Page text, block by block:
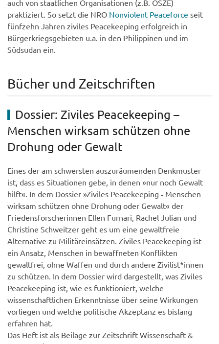
auch von staatlichen Organisationen (z.B. OSZE)
praktiziert. So setzt die NRO Nonviolent Peaceforce seit
fünfzehn Jahren ziviles Peacekeeping erfolgreich in
Bürgerkriegsgebieten u.a. in den Philippinen und im
Südsudan ein.
Bücher und Zeitschriften
Dossier: Ziviles Peacekeeping –
Menschen wirksam schützen ohne
Drohung oder Gewalt
Eines der am schwersten auszuräumenden Denkmuster
ist, dass es Situationen gebe, in denen »nur noch Gewalt
hilft«. In dem Dossier »Ziviles Peacekeeping ‑ Menschen
wirksam schützen ohne Drohung oder Gewalt« der
Friedensforscherinnen Ellen Furnari, Rachel Julian und
Christine Schweitzer geht es um eine gewaltfreie
Alternative zu Militäreinsätzen. Ziviles Peacekeeping ist
ein Ansatz, Menschen in bewaffneten Konflikten
gewaltfrei, ohne Waffen und durch andere Zivilist*innen
zu schützen. In dem Dossier wird dargestellt, was Ziviles
Peacekeeping ist, wie es funktioniert, welche
wissenschaftlichen Erkenntnisse über seine Wirkungen
vorliegen und welche politische Akzeptanz es bislang
erfahren hat.
Das Heft ist als Beilage zur Zeitschrift Wissenschaft &